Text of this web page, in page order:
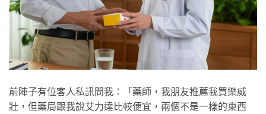
前陣子有位客人私訊問我：「藥師，我朋友推薦我買樂威
壯，但藥局跟我說艾力達比較便宜，兩個不是一樣的東西